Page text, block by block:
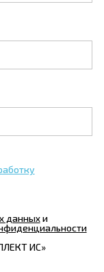
данныхи
ИС»